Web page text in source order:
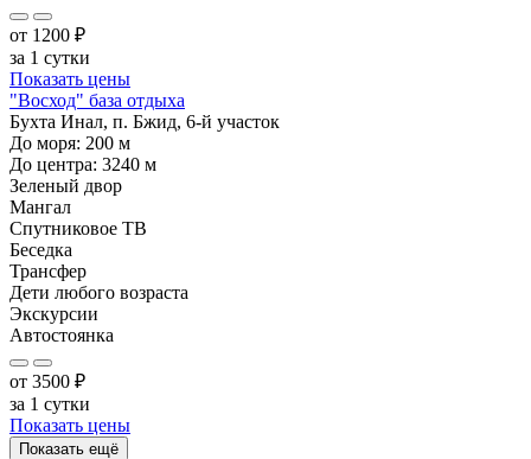
от 1200 ₽
за 1 сутки
Показать цены
"Восход" база отдыха
Бухта Инал, п. Бжид, 6-й участок
До моря: 200 м
До центра: 3240 м
Зеленый двор
Мангал
Спутниковое ТВ
Беседка
Трансфер
Дети любого возраста
Экскурсии
Автостоянка
от 3500 ₽
за 1 сутки
Показать цены
Показать ещё